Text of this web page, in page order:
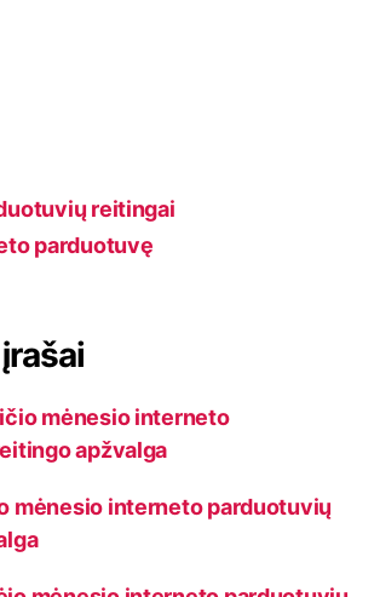
reitingai
parduotuvę
mėnesio interneto
apžvalga
mėnesio interneto parduotuvių